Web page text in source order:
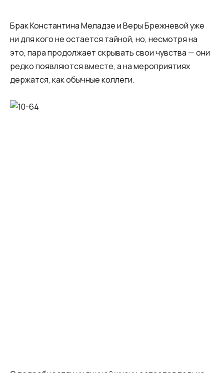
Брак Константина Меладзе и Веры Брежневой уже
ни для кого не остается тайной, но, несмотря на
это, пара продолжает скрывать свои чувства — они
редко появляются вместе, а на мероприятиях
держатся, как обычные коллеги.